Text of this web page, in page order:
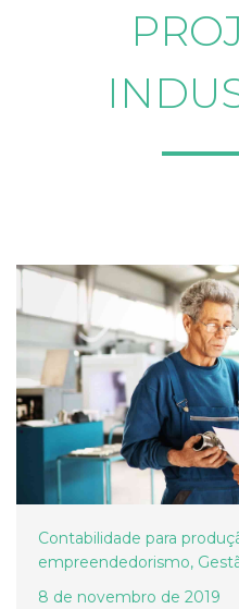
Contabilidade para
empreendedorismo,
8 de novembro de 2019